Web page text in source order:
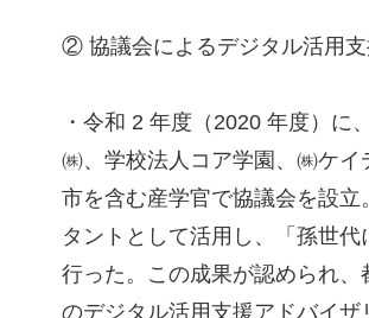
② 協議会によるデジタル活用支
・令和 2 年度（2020 年度）に
㈱、学校法人コア学園、㈱ケイ
市を含む産学官で協議会を設立
タントとして活用し、「孫世代
行った。この成果が認められ、
のデジタル活用支援アドバイザ